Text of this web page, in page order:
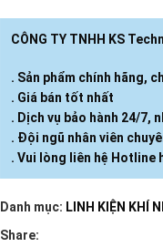
CÔNG TY TNHH KS
. Sản phẩm chính hãng,
. Giá bán tốt nhất
. Dịch vụ bảo hành 24/7,
. Đội ngũ nhân viên
. Vui lòng liên hệ
Danh mục: LINH KIỆN KHÍ
Share: